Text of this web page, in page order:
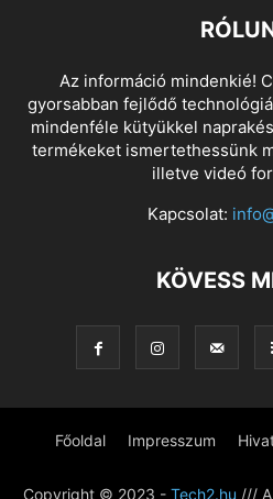
Az információ mindenkié!
gyorsabban fejlődő
mindenféle kütyükkel
termékeket ismertethessünk
illetve videó
Kapcsolat:
KÖVESS
Főoldal Impresszum
Copyright © 2023 - Tech2.hu ///